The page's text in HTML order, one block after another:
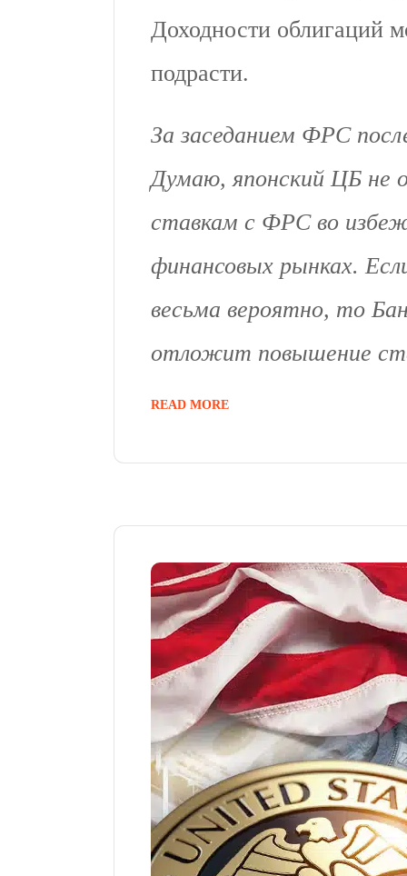
Доходности облигаций
подрасти.
За заседанием ФРС
Думаю, японский ЦБ не
ставкам с ФРС во
финансовых рынках.
весьма вероятно, то
отложит повышение
READ MORE